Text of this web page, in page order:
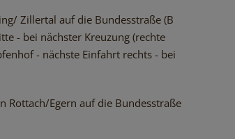
Zillertal auf die Bundesstraße (B
- bei nächster Kreuzung (rechte
- nächste Einfahrt rechts - bei
Rottach/Egern auf die Bundesstraße